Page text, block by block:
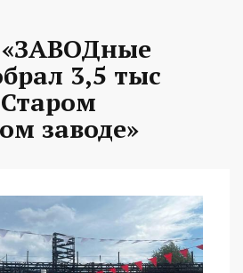
3,5 тыс
заводе»